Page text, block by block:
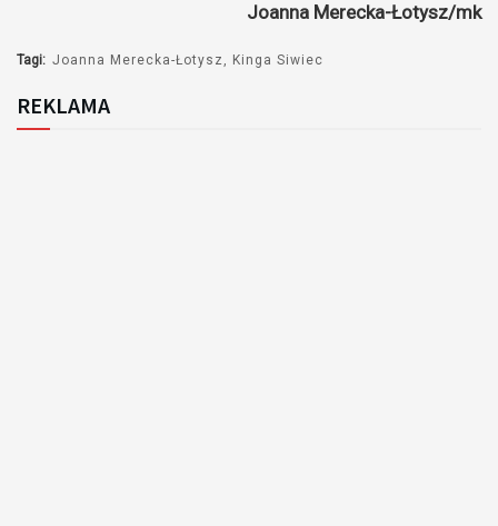
Joanna Merecka-Łotysz/mk
Tagi: Joanna Merecka-Łotysz Kinga Siwiec
REKLAMA